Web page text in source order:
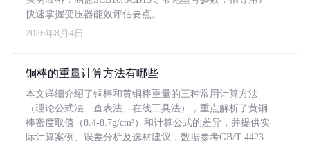
快速掌握变压器能效评估要点。
2026年8月4日
铜棒的重量计算方法有哪些
本文详细介绍了铜棒和黄铜棒重量的三种常用计算方法
（理论公式法、查表法、在线工具法），重点解析了黄铜
棒密度取值（8.4-8.7g/cm³）和计算公式的差异，并提供实
际计算案例、误差分析及选材建议，数据参考GB/T 4423-